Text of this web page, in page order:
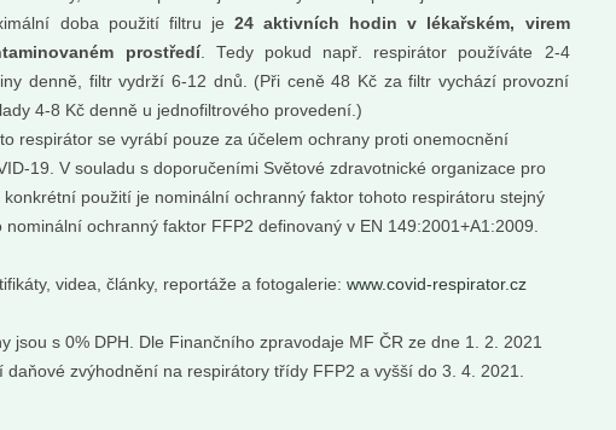
z pomeranče a eukalyptu
přírodnímu deodorantu
ovocnou vůni....
Do košíku:(229 Kč)
Kč 359
doba použití filtru je 24 aktivních hodin v lékařském, virem
prostředí. Tedy pokud např. respirátor používáte 2-4
denně, filtr vydrží 6-12 dnů. (Při ceně 48 Kč za filtr vychází provozní
4-8 Kč denně u jednofiltrového provedení.)
respirátor se vyrábí pouze za účelem ochrany proti onemocnění
19. V souladu s doporučeními Světové zdravotnické organizace pro
konkrétní použití je nominální ochranný faktor tohoto respirátoru stejný
nominální ochranný faktor FFP2 definovaný v EN 149:2001+A1:2009.
videa, články, reportáže a fotogalerie:www.covid-respirator.cz
jsou s 0% DPH. Dle Finančního zpravodaje MF ČR ze dne 1. 2. 2021
daňové zvýhodnění na respirátory třídy FFP2 a vyšší do 3. 4. 2021.